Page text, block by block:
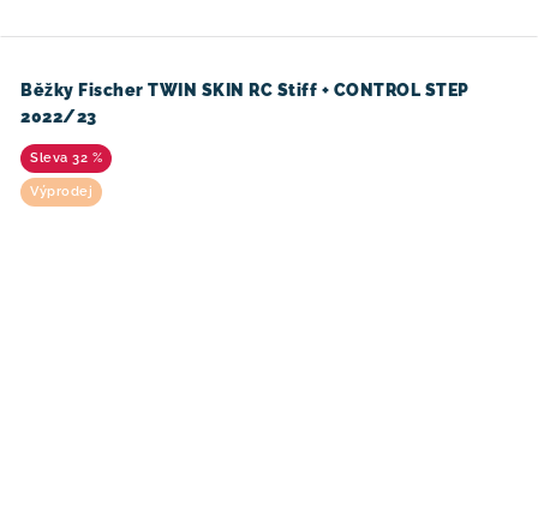
Běžky Fischer TWIN SKIN RC Stiff + CONTROL STEP
2022/23
32 %
Výprodej